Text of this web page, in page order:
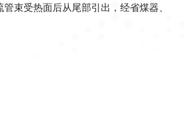
束受热面后从尾部引出，经省煤器、